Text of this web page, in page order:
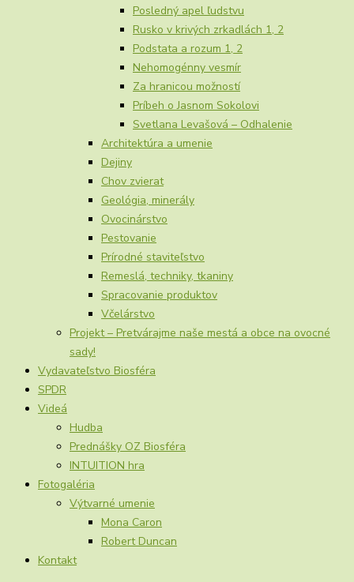
Posledný apel ľudstvu
Rusko v krivých zrkadlách 1, 2
Podstata a rozum 1, 2
Nehomogénny vesmír
Za hranicou možností
Príbeh o Jasnom Sokolovi
Svetlana Levašová – Odhalenie
Architektúra a umenie
Dejiny
Chov zvierat
Geológia, minerály
Ovocinárstvo
Pestovanie
Prírodné staviteľstvo
Remeslá, techniky, tkaniny
Spracovanie produktov
Včelárstvo
Projekt – Pretvárajme naše mestá a obce na ovocné
sady!
Vydavateľstvo Biosféra
SPDR
Videá
Hudba
Prednášky OZ Biosféra
INTUITION hra
Fotogaléria
Výtvarné umenie
Mona Caron
Robert Duncan
Kontakt